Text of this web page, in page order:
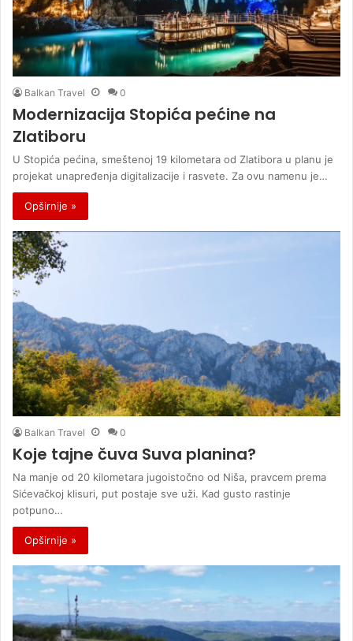
Balkan Travel 0
Modernizacija Stopića pećine na
Zlatiboru
U Stopića pećina, smeštenoj 19 kilometara od Zlatibora u planu je
projekat unapređenja digitalizacije i rasvete. Za ovu namenu je…
Opširnije »
Balkan Travel 0
Koje tajne čuva Suva planina?
Na manje od 20 kilometara jugoistočno od Niša, pravcem prema
Sićevačkoj klisuri, put postaje sve uži. Kad gusto rastinje
potpuno…
Opširnije »